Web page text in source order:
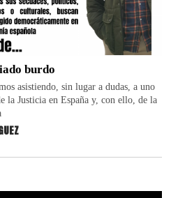
burdo
asistiendo, sin lugar a dudas, a uno
la Justicia en España y, con ello, de la